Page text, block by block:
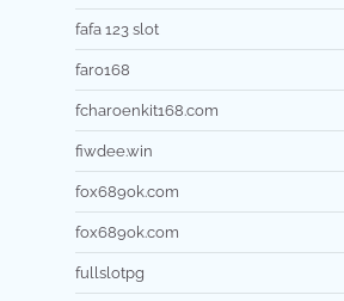
fafa 123 slot
faro168
fcharoenkit168.com
fiwdee.win
fox689ok.com
fox689ok.com
fullslotpg